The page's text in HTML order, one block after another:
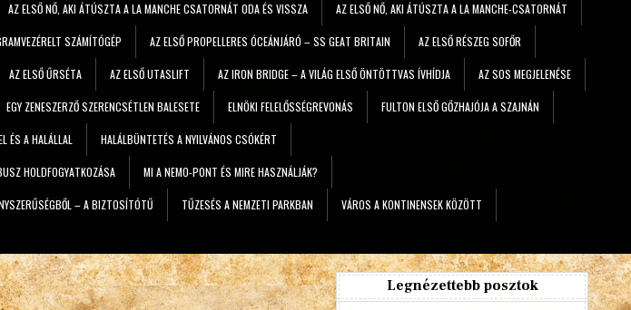
AZ ELSŐ NŐ, AKI ÁTÚSZTA A LA MANCHE CSATORNÁT ODA ÉS VISSZA AZ ELSŐ NŐ, AKI ÁTÚSZTA A LA MANCHE-CSATORNÁT
SZÁMÍTÓGÉP AZ ELSŐ PROPELLERES ÓCEÁNJÁRÓ – SS GEAT BRITAIN AZ ELSŐ RÉSZEG SOFŐR
AZ ELSŐ ŰRSÉTA AZ ELSŐ UTASLIFT AZ IRON BRIDGE – A VILÁG ELSŐ ÖNTÖTTVAS ÍVHÍDJA AZ SOS MEGJELENÉSE
EGY ZENESZERZŐ SZERENCSÉTLEN BALESETE ELNÖKI FELELŐSSÉGREVONÁS FULTON ELSŐ GŐZHAJÓJA A SZAJNÁN
ÉS A HALÁLLAL HALÁLBÜNTETÉS A NYILVÁNOS CSÓKÉRT
HOLDFOGYATKOZÁSA MI A NEMO-PONT ÉS MIRE HASZNÁLJÁK?
– A BIZTOSÍTÓTŰ TŰZESÉS A NEMZETI PARKBAN VÁROS A KONTINENSEK KÖZÖTT
Legnézettebb posztok